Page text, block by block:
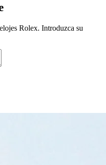
Rolex. Introduzca su